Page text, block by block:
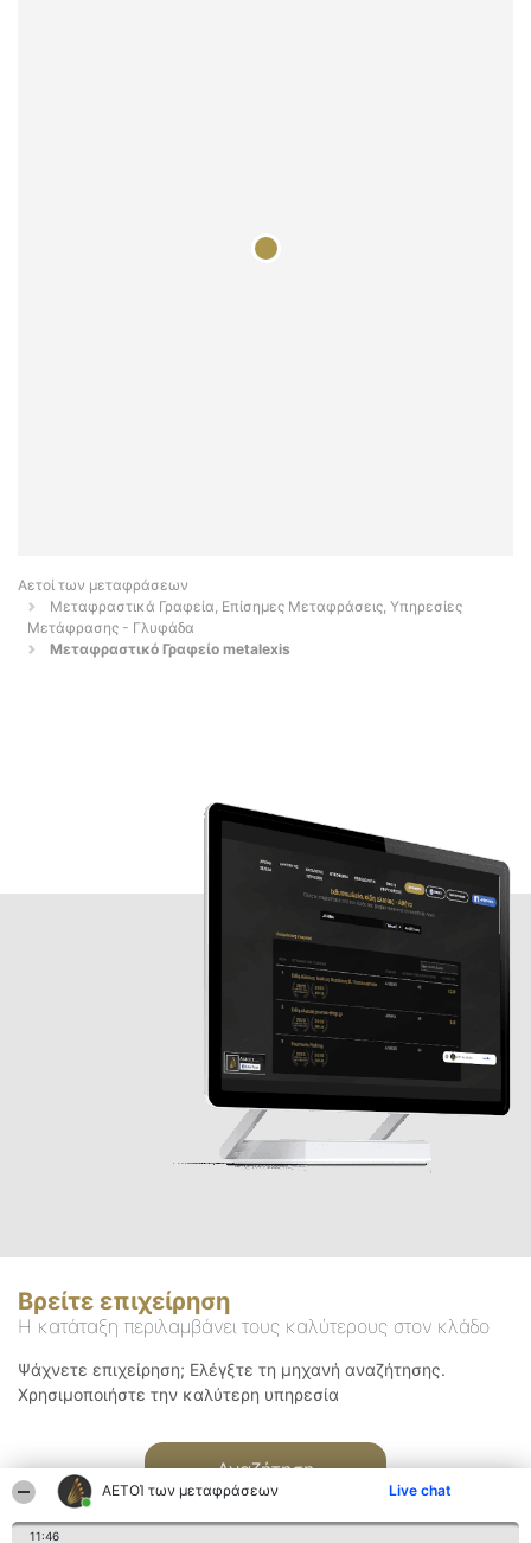
ΑΕΤΟΊ των μεταφράσεων Live chat
11:46
Αετοί των μεταφράσεων
Μεταφραστικά Γραφεία, Επίσημες Μεταφράσεις, Υπηρεσίες
Μετάφρασης - Γλυφάδα
Μεταφραστικό Γραφείο metalexis
Βρείτε επιχείρηση
Η κατάταξη περιλαμβάνει τους καλύτερους στον κλάδο
Ψάχνετε επιχείρηση; Ελέγξτε τη μηχανή αναζήτησης.
Χρησιμοποιήστε την καλύτερη υπηρεσία
Αναζήτηση